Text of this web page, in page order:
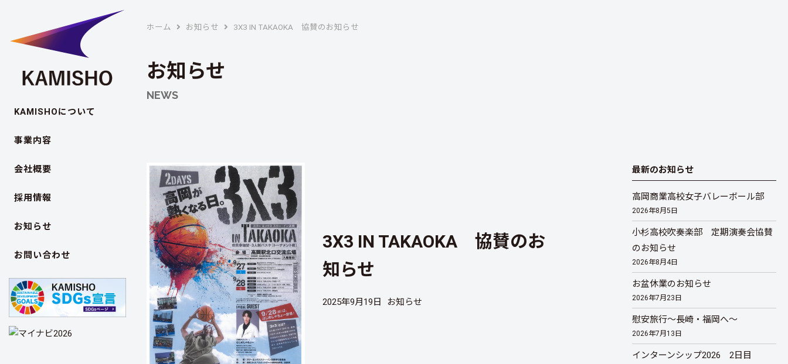
KAMISHOについて
事業内容
会社概要
採用情報
お知らせ
お問い合わせ
ホーム お知らせ 3X3 IN TAKAOKA 協賛のお知らせ
お知らせ
NEWS
3X3 IN TAKAOKA 協賛のお
知らせ
2025年9月19日 お知らせ
最新のお知らせ
高岡商業高校女子バレーボール部
2026年8月5日
小杉高校吹奏楽部 定期演奏会協賛
のお知らせ
2026年8月4日
お盆休業のお知らせ
2026年7月23日
慰安旅行～長崎・福岡へ～
2026年7月13日
インターンシップ2026 2日目